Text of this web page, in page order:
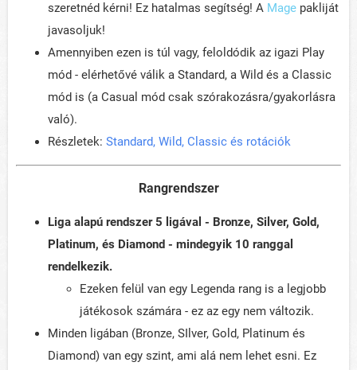
szeretnéd kérni! Ez hatalmas segítség! A Mage pakliját
javasoljuk!
Amennyiben ezen is túl vagy, feloldódik az igazi Play
mód - elérhetővé válik a Standard, a Wild és a Classic
mód is (a Casual mód csak szórakozásra/gyakorlásra
való).
Részletek: Standard, Wild, Classic és rotációk
Rangrendszer
Liga alapú rendszer 5 ligával - Bronze, Silver, Gold,
Platinum, és Diamond - mindegyik 10 ranggal
rendelkezik.
Ezeken felül van egy Legenda rang is a legjobb
játékosok számára - ez az egy nem változik.
Minden ligában (Bronze, SIlver, Gold, Platinum és
Diamond) van egy szint, ami alá nem lehet esni. Ez